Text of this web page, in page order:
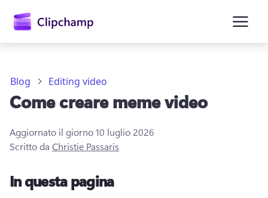
principale
Accedi
Blog Editing video
Come creare meme video
Aggiornato il giorno10 luglio 2026
Scritto da Christie Passaris
In questa pagina